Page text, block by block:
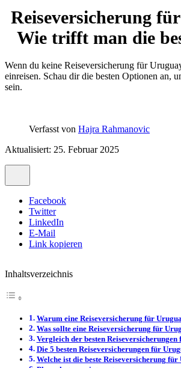
Reiseversicherung
Wie trifft man die
Wenn du keine Reiseversicherung für
einreisen. Schau dir die besten Optionen an,
sein.
Verfasst von Hajra Rahmanovic
Aktualisiert: 25. Februar 2025
Facebook
Twitter
LinkedIn
E-Mail
Link kopieren
Inhaltsverzeichnis
Warum eine Reiseversicherung für
Was sollte eine Reiseversicherung für
Vergleich der besten
Die 5 besten Reiseversicherungen für
Welche ist die beste Reiseversicherung für